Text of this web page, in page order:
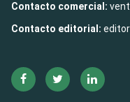
Contacto comercial:
Contacto editorial: